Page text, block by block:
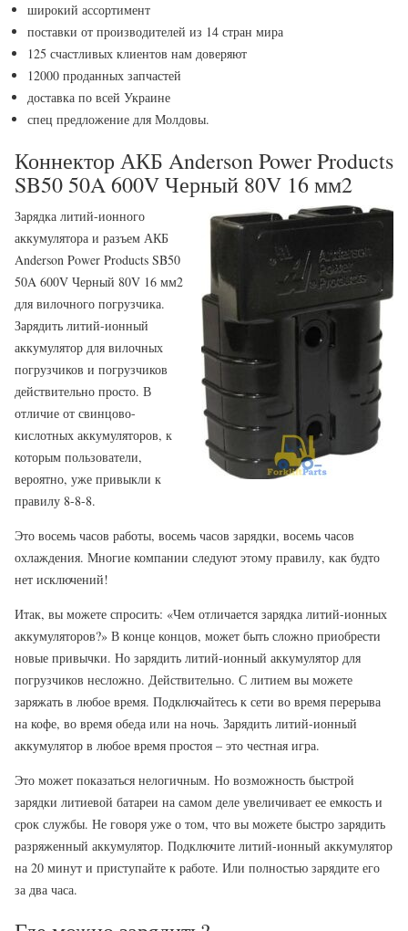
широкий ассортимент
поставки от производителей из 14 стран мира
125 счастливых клиентов нам доверяют
12000 проданных запчастей
доставка по всей Украине
спец предложение для Молдовы.
Коннектор АКБ Anderson Power Products
SB50 50A 600V Черный 80V 16 мм2
Зарядка литий-ионного
аккумулятора и разъем АКБ
Anderson Power Products SB50
50A 600V Черный 80V 16 мм2
для вилочного погрузчика.
Зарядить литий-ионный
аккумулятор для вилочных
погрузчиков и погрузчиков
действительно просто. В
отличие от свинцово-
кислотных аккумуляторов, к
которым пользователи,
вероятно, уже привыкли к
правилу 8-8-8.
Это восемь часов работы, восемь часов зарядки, восемь часов
охлаждения. Многие компании следуют этому правилу, как будто
нет исключений!
Итак, вы можете спросить: «Чем отличается зарядка литий-ионных
аккумуляторов?» В конце концов, может быть сложно приобрести
новые привычки. Но зарядить литий-ионный аккумулятор для
погрузчиков несложно. Действительно. С литием вы можете
заряжать в любое время. Подключайтесь к сети во время перерыва
на кофе, во время обеда или на ночь. Зарядить литий-ионный
аккумулятор в любое время простоя – это честная игра.
Это может показаться нелогичным. Но возможность быстрой
зарядки литиевой батареи на самом деле увеличивает ее емкость и
срок службы. Не говоря уже о том, что вы можете быстро зарядить
разряженный аккумулятор. Подключите литий-ионный аккумулятор
на 20 минут и приступайте к работе. Или полностью зарядите его
за два часа.